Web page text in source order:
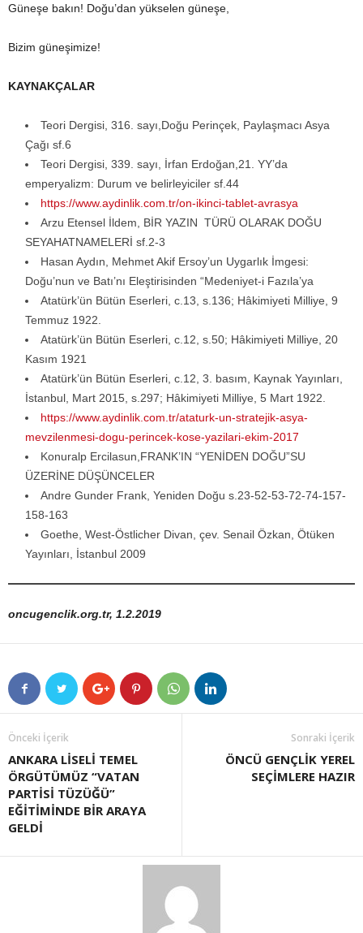
Güneşe bakın! Doğu’dan yükselen güneşe,
Bizim güneşimize!
KAYNAKÇALAR
Teori Dergisi, 316. sayı,Doğu Perinçek, Paylaşmacı Asya
Çağı sf.6
Teori Dergisi, 339. sayı, İrfan Erdoğan,21. YY’da
emperyalizm: Durum ve belirleyiciler sf.44
https://www.aydinlik.com.tr/on-ikinci-tablet-avrasya
Arzu Etensel İldem, BİR YAZIN TÜRÜ OLARAK DOĞU
SEYAHATNAMELERİ sf.2-3
Hasan Aydın, Mehmet Akif Ersoy’un Uygarlık İmgesi:
Doğu’nun ve Batı’nı Eleştirisinden “Medeniyet-i Fazıla’ya
Atatürk’ün Bütün Eserleri, c.13, s.136; Hâkimiyeti Milliye, 9
Temmuz 1922.
Atatürk’ün Bütün Eserleri, c.12, s.50; Hâkimiyeti Milliye, 20
Kasım 1921
Atatürk’ün Bütün Eserleri, c.12, 3. basım, Kaynak Yayınları,
İstanbul, Mart 2015, s.297; Hâkimiyeti Milliye, 5 Mart 1922.
https://www.aydinlik.com.tr/ataturk-un-stratejik-asya-
mevzilenmesi-dogu-perincek-kose-yazilari-ekim-2017
Konuralp Ercilasun,FRANK’IN “YENİDEN DOĞU”SU
ÜZERİNE DÜŞÜNCELER
Andre Gunder Frank, Yeniden Doğu s.23-52-53-72-74-157-
158-163
Goethe, West-Östlicher Divan, çev. Senail Özkan, Ötüken
Yayınları, İstanbul 2009
oncugenclik.org.tr, 1.2.2019
Önceki İçerik
ANKARA LİSELİ TEMEL
ÖRGÜTÜMÜZ “VATAN
PARTİSİ TÜZÜĞÜ”
EĞİTİMİNDE BİR ARAYA
GELDİ
Sonraki İçerik
ÖNCÜ GENÇLİK YEREL
SEÇİMLERE HAZIR